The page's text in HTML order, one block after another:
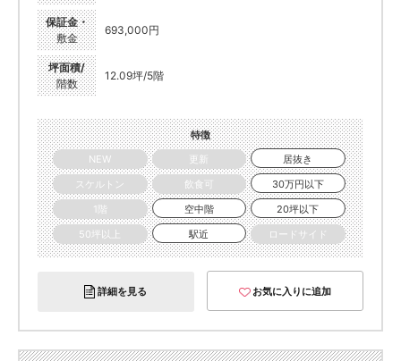
保証金・
敷金
693,000円
坪面積/
階数
12.09坪/5階
特徴
NEW
更新
居抜き
スケルトン
飲食可
30万円以下
1階
空中階
20坪以下
50坪以上
駅近 ロードサイド
詳細を見る お気に入りに追加